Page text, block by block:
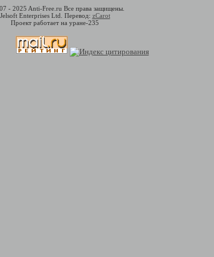
- 2025 Anti-Free.ru Все права защищены.
Jelsoft Enterprises Ltd. Перевод: zCarot
Проект работает на уране-235